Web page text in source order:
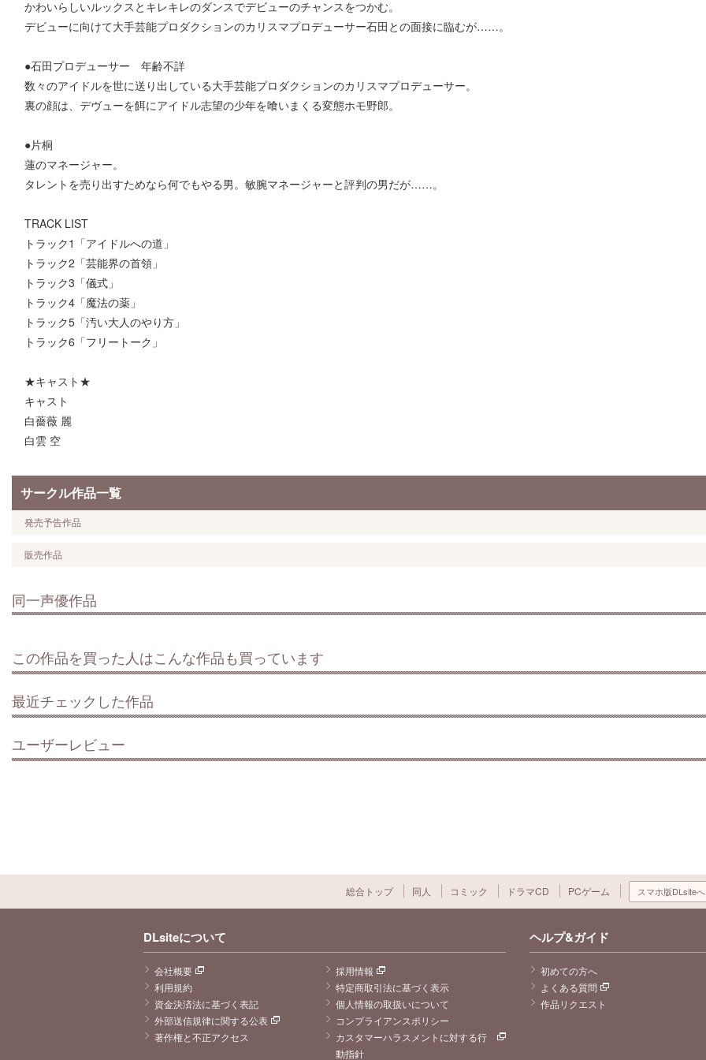
かわいらしいルックスとキレキレのダンスでデビューのチャンスをつかむ。
デビューに向けて大手芸能プロダクションのカリスマプロデューサー石田との面接に臨むが……。
●石田プロデューサー 年齢不詳
数々のアイドルを世に送り出している大手芸能プロダクションのカリスマプロデューサー。
裏の顔は、デヴューを餌にアイドル志望の少年を喰いまくる変態ホモ野郎。
●片桐
蓮のマネージャー。
タレントを売り出すためなら何でもやる男。敏腕マネージャーと評判の男だが……。
TRACK LIST
トラック1「アイドルへの道」
トラック2「芸能界の首領」
トラック3「儀式」
トラック4「魔法の薬」
トラック5「汚い大人のやり方」
トラック6「フリートーク」
★キャスト★
キャスト
白薔薇 麗
白雲 空
サークル作品一覧
発売予告作品
販売作品
同一声優作品
この作品を買った人はこんな作品も買っています
最近チェックした作品
ユーザーレビュー
総合トップ 同人 コミック ドラマCD PCゲーム スマホ版DLsiteへ
DLsiteについて
会社概要
採用情報
利用規約
特定商取引法に基づく表示
資金決済法に基づく表記
個人情報の取扱いについて
外部送信規律に関する公表
コンプライアンスポリシー
著作権と不正アクセス
カスタマーハラスメントに対する行
動指針
ヘルプ&ガイド
初めての方へ
よくある質問
作品リクエスト